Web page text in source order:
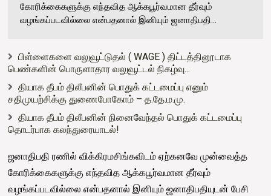
கோரிக்கைகளுக்கு எந்தவித ஆக்கபூர்வமான தீர்வும்
வழங்கப்படவில்லை என்பதனால் இனியும் ஜனாதிபதி...
பிள்ளைகளை வலுவூட்டுதல் ( WAGE ) திட்டத்தினூடாக
பெண்களின் பொருளாதார வலுவூட்டல் நிகழ்வு...
தியாக தீபம் திலீபனின் பொதுக் கட்டமைப்பு எனும்
சதிமுயற்சிக்கு துணைபோகோம் – த.தே.ம.மு.
தியாக தீபம் திலீபனின் நினைவேந்தல் பொதுக் கட்டமைப்பு
தொடர்பாக கலந்துரையாடல்!
ஜனாதிபதி ரணில் விக்கிரமசிங்கவிடம் ஏற்கனவே முன்வைத்த
கோரிக்கைகளுக்கு எந்தவித ஆக்கபூர்வமான தீர்வும்
வழங்கப்படவில்லை என்பதனால் இனியும் ஜனாதிபதியுடன் பேசி